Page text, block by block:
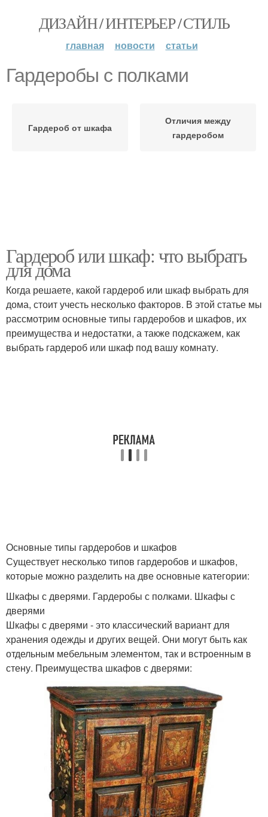
ДИЗАЙН / ИНТЕРЬЕР / СТИЛЬ
главная новости статьи
Гардеробы с полками
Гардероб от шкафа
Отличия между
гардеробом
Гардероб или шкаф: что выбрать
для дома
Когда решаете, какой гардероб или шкаф выбрать для
дома, стоит учесть несколько факторов. В этой статье мы
рассмотрим основные типы гардеробов и шкафов, их
преимущества и недостатки, а также подскажем, как
выбрать гардероб или шкаф под вашу комнату.
Основные типы гардеробов и шкафов
Существует несколько типов гардеробов и шкафов,
которые можно разделить на две основные категории:
Шкафы с дверями. Гардеробы с полками. Шкафы с
дверями
Шкафы с дверями - это классический вариант для
хранения одежды и других вещей. Они могут быть как
отдельным мебельным элементом, так и встроенным в
стену. Преимущества шкафов с дверями: